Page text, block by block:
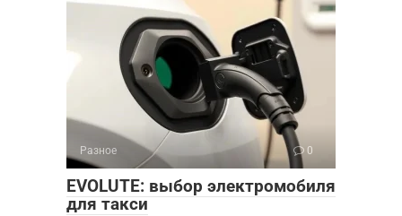
Разное 0
EVOLUTE: выбор электромобиля
для такси